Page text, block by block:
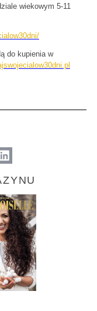
wiekowym 5-11
do kupienia w